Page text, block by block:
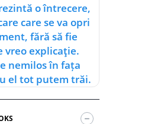
o întrecere,
care se va opri
fără să fie
vreo explicaţie.
nemilos în fața
el tot putem trăi.